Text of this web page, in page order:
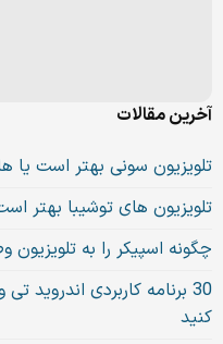
آخرین مقالات
تلویزیون سونی بهتر است یا
تلویزیون های توشیبا بهتر
چگونه اسپیکر را به
30 برنامه کاربردی
کنید